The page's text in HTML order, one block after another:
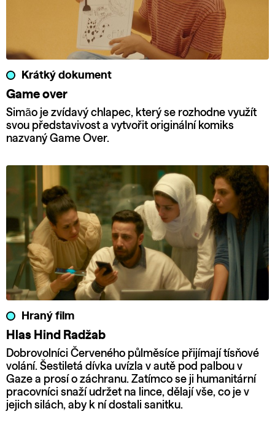
Krátký dokument
Game over
Simão je zvídavý chlapec, který se rozhodne využít
svou představivost a vytvořit originální komiks
nazvaný Game Over.
Hraný film
Hlas Hind Radžab
Dobrovolníci Červeného půlměsíce přijímají tísňové
volání. Šestiletá dívka uvízla v autě pod palbou v
Gaze a prosí o záchranu. Zatímco se ji humanitární
pracovníci snaží udržet na lince, dělají vše, co je v
jejich silách, aby k ní dostali sanitku.